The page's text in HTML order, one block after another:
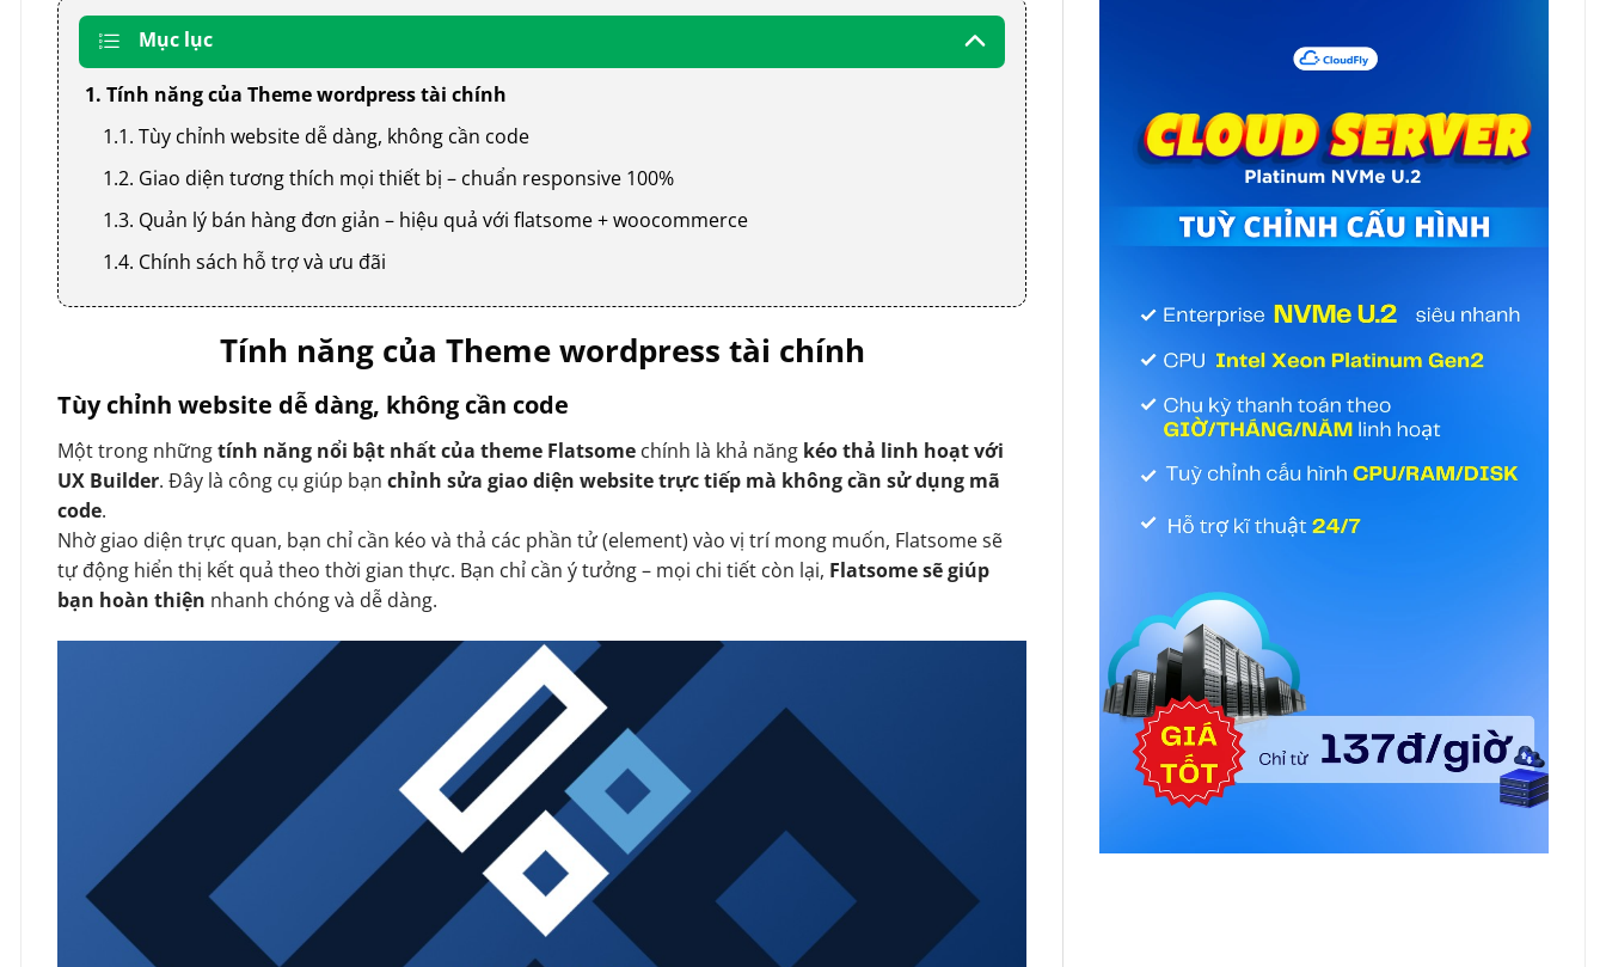
Mục lục
1. Tính năng của Theme wordpress tài chính
1.1. Tùy chỉnh website dễ dàng, không cần code
1.2. Giao diện tương thích mọi thiết bị – chuẩn responsive 100%
1.3. Quản lý bán hàng đơn giản – hiệu quả với flatsome + woocommerce
1.4. Chính sách hỗ trợ và ưu đãi
Tính năng của Theme wordpress tài chính
Tùy chỉnh website dễ dàng, không cần code
Một trong nhữngtính năng nổi bật nhất của theme Flatsome chính là khả năng kéo thả linh hoạt với
UX Builder. Đây là công cụ giúp bạn chỉnh sửa giao diện website trực tiếp mà không cần sử dụng mã
code.
Nhờ giao diện trực quan, bạn chỉ cần kéo và thả các phần tử (element) vào vị trí mong muốn, Flatsome sẽ
tự động hiển thị kết quả theo thời gian thực. Bạn chỉ cần ý tưởng – mọi chi tiết còn lại, Flatsome sẽ giúp
bạn hoàn thiện nhanh chóng và dễ dàng.